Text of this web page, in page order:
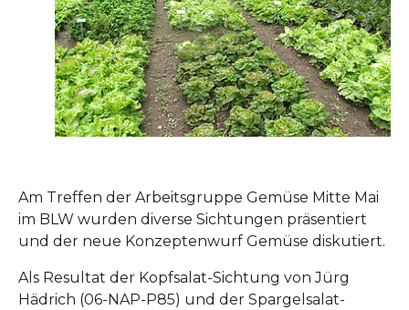
Am Treffen der Arbeitsgruppe Gemüse Mitte Mai
im BLW wurden diverse Sichtungen präsentiert
und der neue Konzeptenwurf Gemüse diskutiert.
Als Resultat der Kopfsalat-Sichtung von Jürg
Hädrich (06-NAP-P85) und der Spargelsalat-